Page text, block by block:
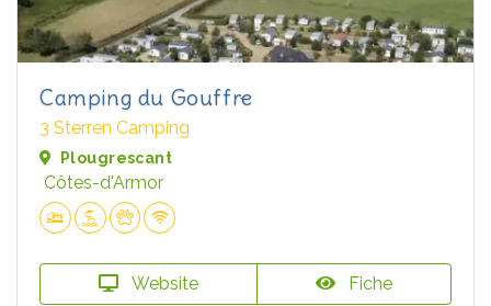
Camping du Gouffre
3 Sterren Camping
Plougrescant
Côtes-d'Armor
Website Fiche